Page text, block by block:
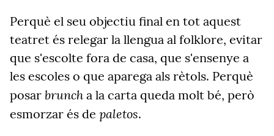
Perquè el seu objectiu final en tot aquest
teatret és relegar la llengua al folklore, evitar
que s'escolte fora de casa, que s'ensenye a
les escoles o que aparega als rètols. Perquè
posar brunch a la carta queda molt bé, però
esmorzar és de paletos.